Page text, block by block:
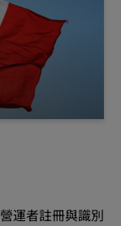
運者註冊與識別